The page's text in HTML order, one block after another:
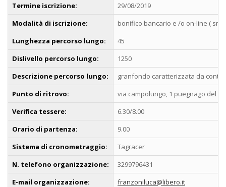
Termine iscrizione:
29/08/2019
Modalità di iscrizione:
bonifico bancario e /o on-line (
Lunghezza percorso lungo:
45
Dislivello percorso lungo:
1250
Descrizione percorso lungo:
granfondo caratterizzata da
Punto di ritrovo:
via campolungo, 1 puegnago del
Verifica tessere:
6.30/8.00
Orario di partenza:
9.00
Sistema di cronometraggio:
Tagracer
N. telefono organizzazione:
3299796431
E-mail organizzazione:
franzoniluca@libero.it